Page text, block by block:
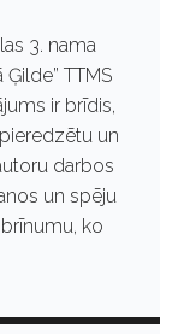
3. nama
TTMS
ir brīdis,
un
darbos
un spēju
ko